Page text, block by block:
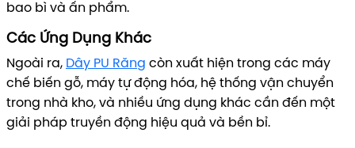
bao bì và ấn phẩm.
Các Ứng Dụng Khác
Ngoài ra, Dây PU Răng còn xuất hiện trong các máy
chế biến gỗ, máy tự động hóa, hệ thống vận chuyển
trong nhà kho, và nhiều ứng dụng khác cần đến một
giải pháp truyền động hiệu quả và bền bỉ.